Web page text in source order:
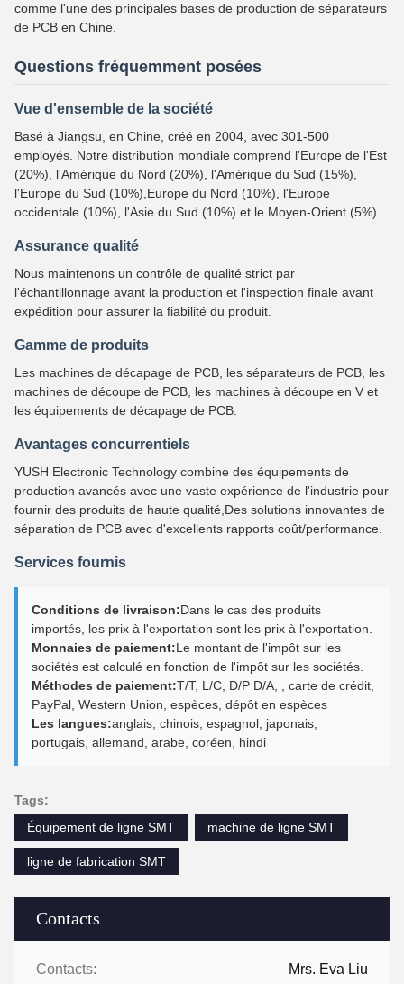
Contacts
Contacts: Mrs. Eva Liu
comme l'une des principales bases de production de séparateurs
de PCB en Chine.
Questions fréquemment posées
Vue d'ensemble de la société
Basé à Jiangsu, en Chine, créé en 2004, avec 301-500
employés. Notre distribution mondiale comprend l'Europe de l'Est
(20%), l'Amérique du Nord (20%), l'Amérique du Sud (15%),
l'Europe du Sud (10%),Europe du Nord (10%), l'Europe
occidentale (10%), l'Asie du Sud (10%) et le Moyen-Orient (5%).
Assurance qualité
Nous maintenons un contrôle de qualité strict par
l'échantillonnage avant la production et l'inspection finale avant
expédition pour assurer la fiabilité du produit.
Gamme de produits
Les machines de décapage de PCB, les séparateurs de PCB, les
machines de découpe de PCB, les machines à découpe en V et
les équipements de décapage de PCB.
Avantages concurrentiels
YUSH Electronic Technology combine des équipements de
production avancés avec une vaste expérience de l'industrie pour
fournir des produits de haute qualité,Des solutions innovantes de
séparation de PCB avec d'excellents rapports coût/performance.
Services fournis
Conditions de livraison:Dans le cas des produits
importés, les prix à l'exportation sont les prix à l'exportation.
Monnaies de paiement:Le montant de l'impôt sur les
sociétés est calculé en fonction de l'impôt sur les sociétés.
Méthodes de paiement:T/T, L/C, D/P D/A, , carte de crédit,
PayPal, Western Union, espèces, dépôt en espèces
Les langues:anglais, chinois, espagnol, japonais,
portugais, allemand, arabe, coréen, hindi
Tags:
Équipement de ligne SMT
machine de ligne SMT
ligne de fabrication SMT